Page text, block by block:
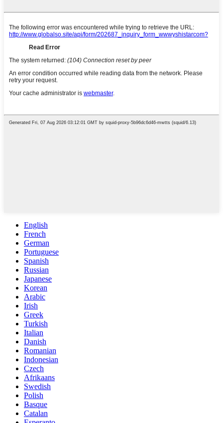
English
French
German
Portuguese
Spanish
Russian
Japanese
Korean
Arabic
Irish
Greek
Turkish
Italian
Danish
Romanian
Indonesian
Czech
Afrikaans
Swedish
Polish
Basque
Catalan